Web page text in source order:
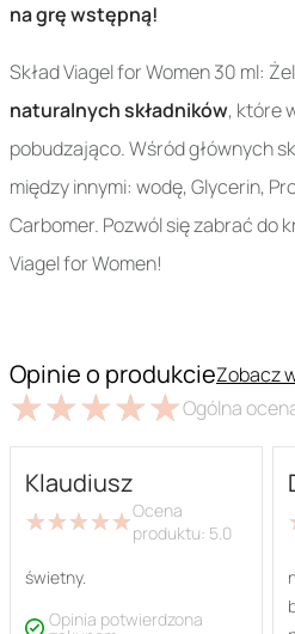
na grę wstępną!
Skład Viagel for Women 30 ml:
naturalnych składników, które
pobudzająco. Wśród głównych
między innymi: wodę, Glycerin,
Carbomer. Pozwól się zabrać do
Viagel for Women!
Opinie o produkcieZobacz
★★★★★
★★★★★Ogólna
Klaudiusz
★★★★★
★★★★★Ocena
produktu: 5.0
świetny.
Opinia potwierdzona